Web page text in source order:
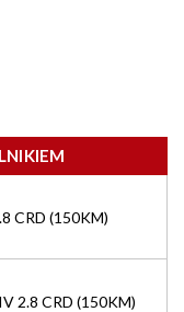
CRD (150KM)
2.8 CRD (150KM)